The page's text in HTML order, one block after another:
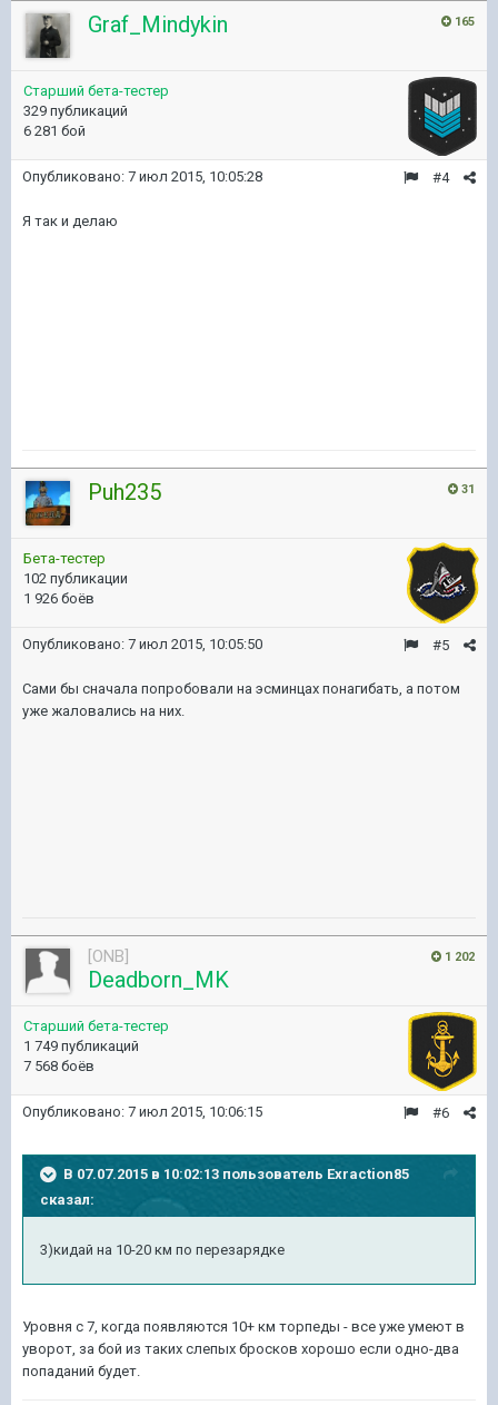
165
Graf_Mindykin
Старший бета-тестер
329 публикаций
6 281 бой
#4
Опубликовано: 7 июл 2015, 10:05:28
Я так и делаю
31
Puh235
Бета-тестер
102 публикации
1 926 боёв
#5
Опубликовано: 7 июл 2015, 10:05:50
Сами бы сначала попробовали на эсминцах понагибать, а потом
уже жаловались на них.
1 202
[ONB]
Deadborn_MK
Старший бета-тестер
1 749 публикаций
7 568 боёв
#6
Опубликовано: 7 июл 2015, 10:06:15
В 07.07.2015 в 10:02:13 пользователь Exraction85
сказал:
3)кидай на 10-20 км по перезарядке
Уровня с 7, когда появляются 10+ км торпеды - все уже умеют в
уворот, за бой из таких слепых бросков хорошо если одно-два
попаданий будет.